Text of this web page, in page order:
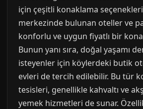
için çeşitli konaklama
merkezinde bulunan oteller ve
konforlu ve uygun fiyatlı bir
Bunun yanı sıra, doğal yaşamı
isteyenler için köylerdeki butik
evleri de tercih edilebilir. Bu tür
tesisleri, genellikle kahvaltı ve
yemek hizmetleri de sunar.